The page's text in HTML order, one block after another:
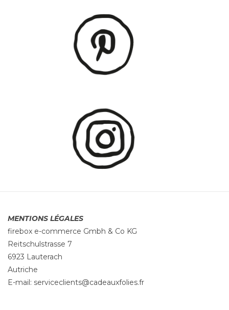
MENTIONS LÉGALES
firebox e-commerce Gmbh & Co KG
Reitschulstrasse 7
6923 Lauterach
Autriche
E-mail: serviceclients@cadeauxfolies.fr